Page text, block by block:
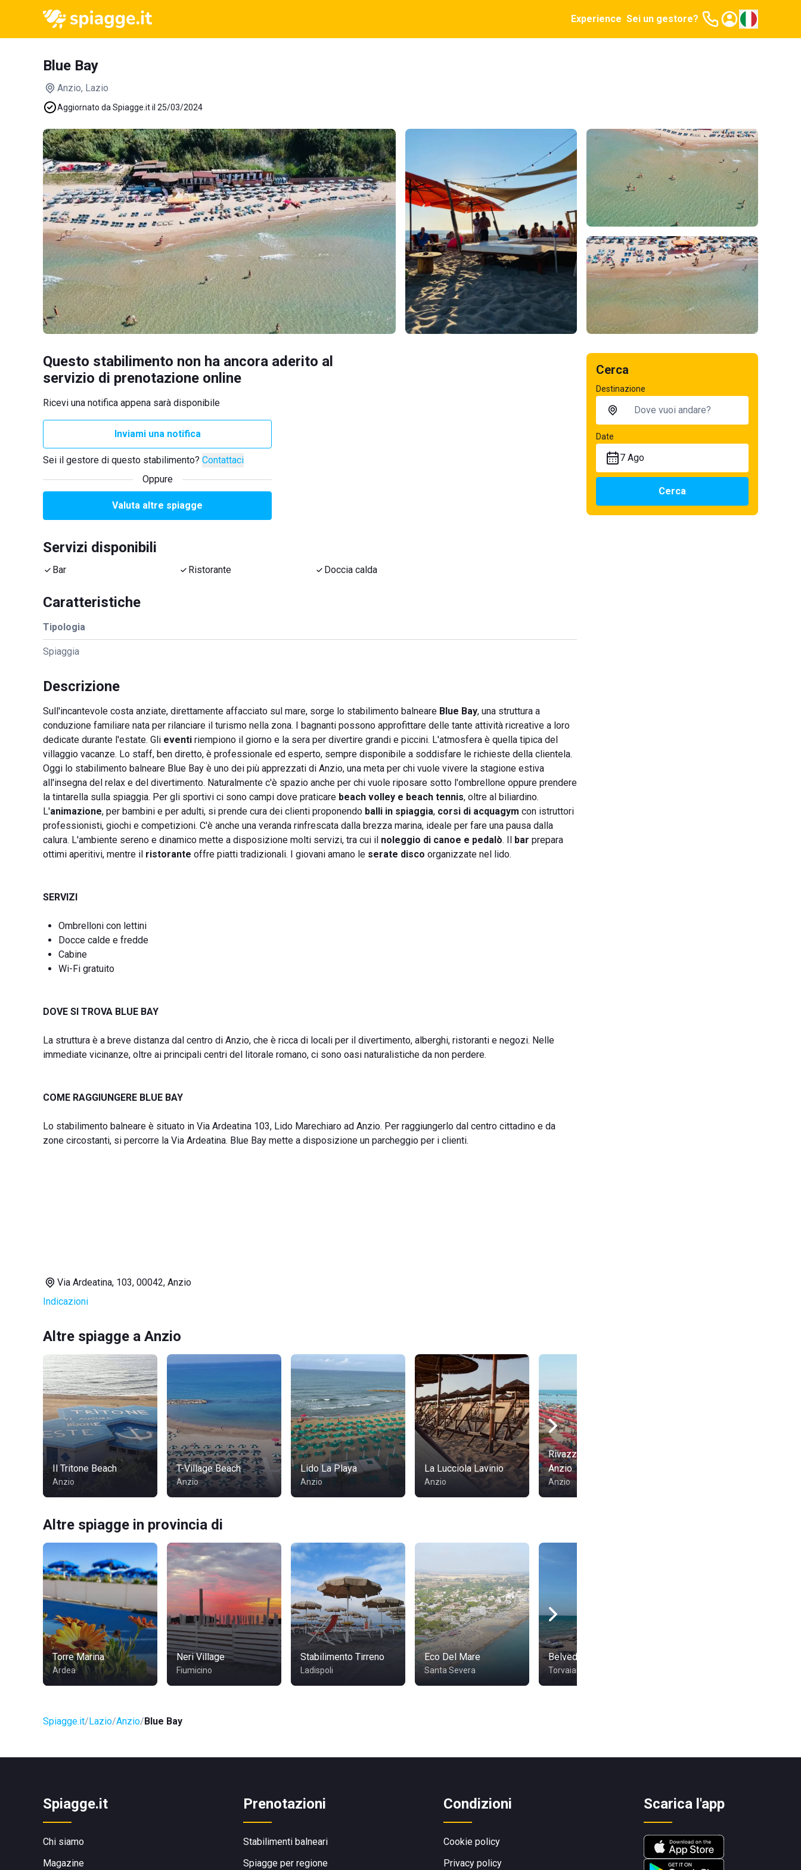
Experience Sei un gestore?
Blue Bay
Anzio, Lazio
Aggiornato da Spiagge.it il 25/03/2024
Questo stabilimento non ha ancora aderito al
servizio di prenotazione online
Ricevi una notifica appena sarà disponibile
Inviami una notifica
Sei il gestore di questo stabilimento? Contattaci
Oppure
Valuta altre spiagge
Servizi disponibili
Bar Ristorante Doccia calda
Caratteristiche
Tipologia
Spiaggia
Descrizione
Sull'incantevole costa anziate, direttamente affacciato sul mare, sorge lo stabilimento balneare Blue Bay, una struttura a
conduzione familiare nata per rilanciare il turismo nella zona. I bagnanti possono approfittare delle tante attività ricreative a loro
dedicate durante l'estate. Gli eventi riempiono il giorno e la sera per divertire grandi e piccini. L'atmosfera è quella tipica del
villaggio vacanze. Lo staff, ben diretto, è professionale ed esperto, sempre disponibile a soddisfare le richieste della clientela.
Oggi lo stabilimento balneare Blue Bay è uno dei più apprezzati di Anzio, una meta per chi vuole vivere la stagione estiva
all'insegna del relax e del divertimento. Naturalmente c'è spazio anche per chi vuole riposare sotto l'ombrellone oppure prendere
la tintarella sulla spiaggia. Per gli sportivi ci sono campi dove praticare beach volley e beach tennis, oltre al biliardino.
L'animazione, per bambini e per adulti, si prende cura dei clienti proponendo balli in spiaggia, corsi di acquagym con istruttori
professionisti, giochi e competizioni. C'è anche una veranda rinfrescata dalla brezza marina, ideale per fare una pausa dalla
calura. L'ambiente sereno e dinamico mette a disposizione molti servizi, tra cui il noleggio di canoe e pedalò. Il bar prepara
ottimi aperitivi, mentre il ristorante offre piatti tradizionali. I giovani amano le serate disco organizzate nel lido.
SERVIZI
Ombrelloni con lettini
Docce calde e fredde
Cabine
Wi-Fi gratuito
DOVE SI TROVA BLUE BAY
La struttura è a breve distanza dal centro di Anzio, che è ricca di locali per il divertimento, alberghi, ristoranti e negozi. Nelle
immediate vicinanze, oltre ai principali centri del litorale romano, ci sono oasi naturalistiche da non perdere.
COME RAGGIUNGERE BLUE BAY
Lo stabilimento balneare è situato in Via Ardeatina 103, Lido Marechiaro ad Anzio. Per raggiungerlo dal centro cittadino e da
zone circostanti, si percorre la Via Ardeatina. Blue Bay mette a disposizione un parcheggio per i clienti.
Via Ardeatina, 103, 00042, Anzio
Indicazioni
Altre spiagge a Anzio
Il Tritone Beach
Anzio
T-Village Beach
Anzio
Lido La Playa
Anzio
La Lucciola Lavinio
Anzio
Rivazzurra beach
Anzio
Anzio
Altre spiagge in provincia di
Torre Marina
Ardea
Neri Village
Fiumicino
Stabilimento Tirreno
Ladispoli
Eco Del Mare
Santa Severa
Belvedere Ritual Night
Torvaianica
Spiagge.it Lazio Anzio Blue Bay
Cerca
Destinazione
Date
7 Ago
Cerca
Spiagge.it
Chi siamo
Magazine
Prenotazioni
Stabilimenti balneari
Spiagge per regione
Condizioni
Cookie policy
Privacy policy
Scarica l'app